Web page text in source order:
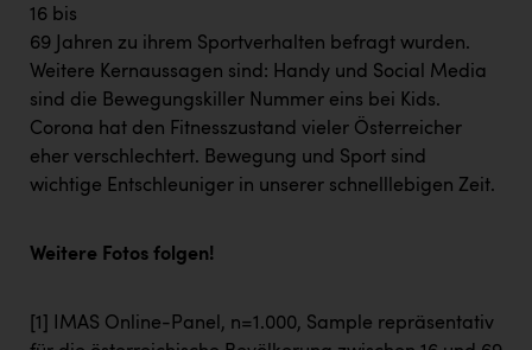
Jane Goodall Institute Austria
Kärcher
Karin Liedl
KEBA
KLIPP Frisör
Kremsmüller Anlagenbau GmbH
16 bis
69 Jahren zu ihrem Sportverhalten befragt wurden.
Weitere Kernaussagen sind: Handy und Social Media
sind die Bewegungskiller Nummer eins bei Kids.
Corona hat den Fitnesszustand vieler Österreicher
eher verschlechtert. Bewegung und Sport sind
wichtige Entschleuniger in unserer schnelllebigen Zeit.
Weitere Fotos folgen!
[1]
IMAS Online-Panel, n=1.000, Sample repräsentativ